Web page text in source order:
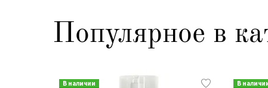
Популярное в
В наличии В